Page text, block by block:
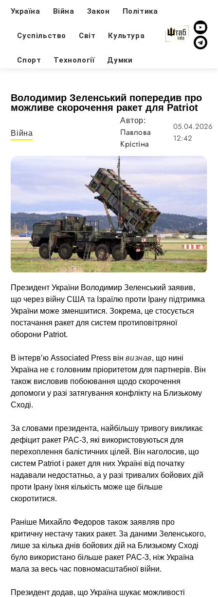
Україна Війна Закон Політика
Суспільство Світ Культура
Спорт Технології Думки
Володимир Зеленський попередив про
можливе скорочення ракет для Patriot
Війна
Автор:
Павлова
Крістіна
05.04.2026
12:42
Президент України Володимир Зеленський заявив,
що через війну США та Ізраїлю проти Ірану підтримка
України може зменшитися. Зокрема, це стосується
постачання ракет для систем протиповітряної
оборони Patriot.
В інтерв’ю Associated Press вінвизнав, що нині
Україна не є головним пріоритетом для партнерів. Він
також висловив побоювання щодо скорочення
допомоги у разі затягування конфлікту на Близькому
Сході.
За словами президента, найбільшу тривогу викликає
дефіцит ракет PAC-3, які використовуються для
перехоплення балістичних цілей. Він наголосив, що
систем Patriot і ракет для них Україні від початку
надавали недостатньо, а у разі тривалих бойових дій
проти Ірану їхня кількість може ще більше
скоротитися.
Раніше Михайло Федоров також заявляв про
критичну нестачу таких ракет. За даними Зеленського,
лише за кілька днів бойових дій на Близькому Сході
було використано більше ракет PAC-3, ніж Україна
мала за весь час повномасштабної війни.
Президент додав, що Україна шукає можливості